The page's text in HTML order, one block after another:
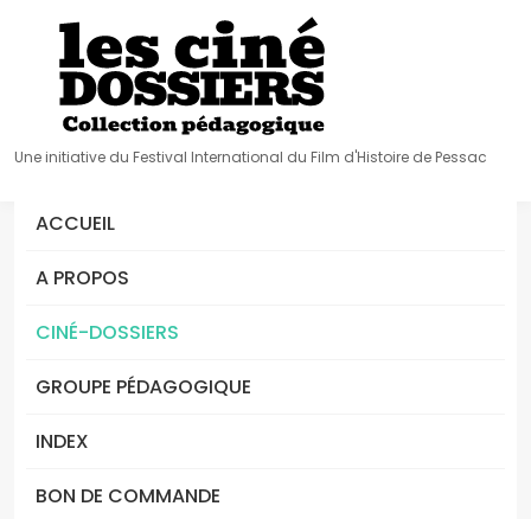
Une initiative du Festival International du Film d'Histoire de Pessac
ACCUEIL
A PROPOS
CINÉ-DOSSIERS
GROUPE PÉDAGOGIQUE
INDEX
BON DE COMMANDE